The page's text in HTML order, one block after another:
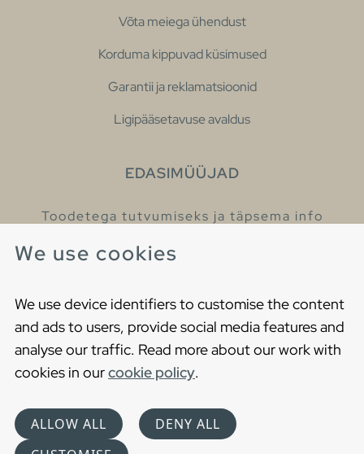
We use cookies
We use device identifiers to customise the content
and ads to users, provide social media features and
analyse our traffic. Read more about our work with
cookies in ourcookie policy.
ALLOW ALL
DENY ALL
Võta meiega ühendust
Korduma kippuvad küsimused
Garantii ja reklamatsioonid
Ligipääsetavuse avaldus
EDASIMÜÜJAD
Toodetega tutvumiseks ja täpsema info
Cookies
Privaatsuspoliitika
Choose language